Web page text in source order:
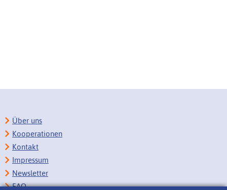
Über uns
Kooperationen
Kontakt
Impressum
Newsletter
FAQ